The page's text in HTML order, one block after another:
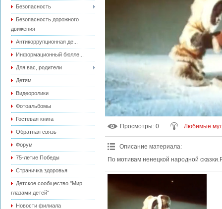
Безопасность
Безопасность дорожного
движения
Антикоррупционная де...
Информационный бюлле...
Для вас, родители
Детям
Видеоролики
Фотоальбомы
Гостевая книга
Обратная связь
Форум
75-летие Победы
Страничка здоровья
Детское сообщество "Мир
глазами детей"
Новости филиала
Просмотры: 0 Любимые
Описание материала:
По мотивам ненецкой народной